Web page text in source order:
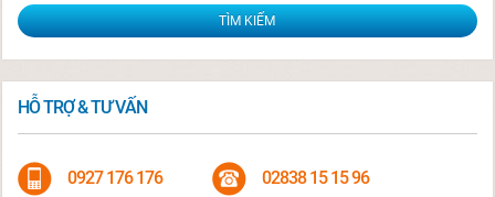
HỖ TRỢ & TƯ VẤN
0927 176 176 02838 15 15 96